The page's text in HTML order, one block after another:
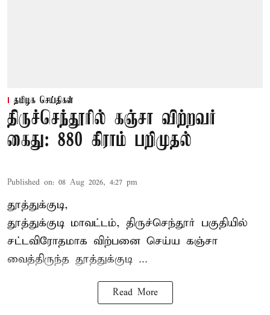
தமிழக செய்திகள்
திருச்செந்தூரில் கஞ்சா விற்றவர்
கைது: 880 கிராம் பறிமுதல்
Published on: 08 Aug 2026, 4:27 pm
தூத்துக்குடி,
தூத்துக்குடி மாவட்டம், திருச்செந்தூர் பகுதியில்
சட்டவிரோதமாக விற்பனை செய்ய கஞ்சா
வைத்திருந்த தூத்துக்குடி ...
Read More